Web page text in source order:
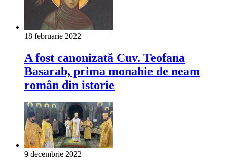
18 februarie 2022
A fost canonizată Cuv. Teofana
Basarab, prima monahie de neam
român din istorie
9 decembrie 2022